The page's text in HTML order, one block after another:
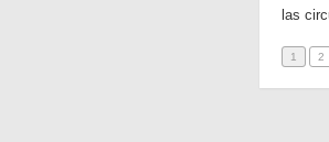
las
1 2